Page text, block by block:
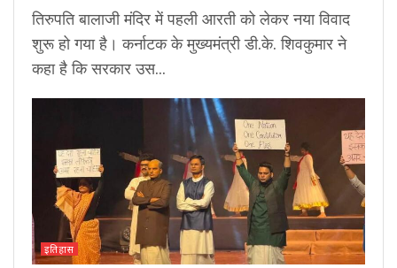
तिरुपति बालाजी मंदिर में पहली आरती को लेकर नया विवाद
शुरू हो गया है। कर्नाटक के मुख्यमंत्री डी.के. शिवकुमार ने
कहा है कि सरकार उस...
इतिहास